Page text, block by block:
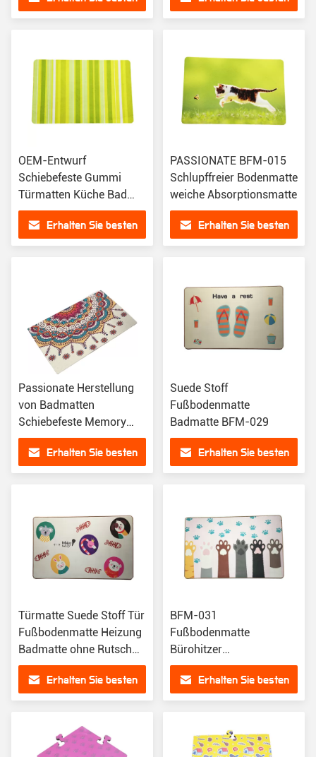
OEM-Entwurf
Schiebefeste Gummi
Türmatten Küche Bad
Bodenmatten Rezeption
MattenErhalten Sie besten
PASSIONATE BFM-015
Schlupffreier Bodenmatte
weiche Absorptionsmatte
Erhalten Sie besten
Passionate Herstellung
von Badmatten
Schiebefeste Memory
Foam Türmatte
Erhalten Sie besten
Suede Stoff
Fußbodenmatte
Badmatte BFM-029
Erhalten Sie besten
Türmatte Suede Stoff Tür
Fußbodenmatte Heizung
Badmatte ohne Rutsch
Gummi Rücken
Erhalten Sie besten
BFM-031
Fußbodenmatte
Bürohitzer
Fußbodenmatte Neue
Form Suede Stoff
Fußbodenmatte
Erhalten Sie besten